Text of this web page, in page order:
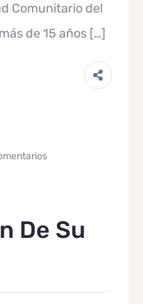
Comunitario del
de 15 años […]
De Su